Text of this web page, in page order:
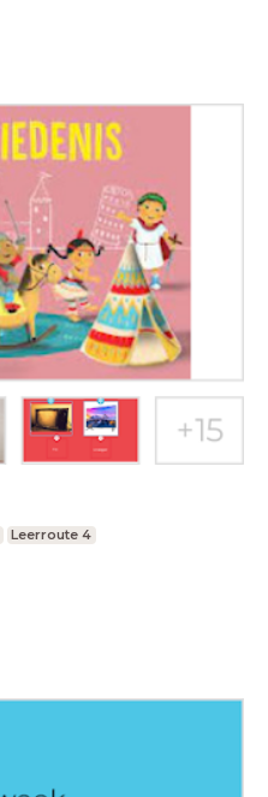
Leerroute 4